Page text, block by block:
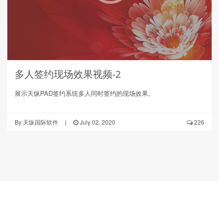
多人签约现场效果视频-2
展示天纵PAD签约系统多人同时签约的现场效果。
By 天纵国际软件 | July 02, 2020 226